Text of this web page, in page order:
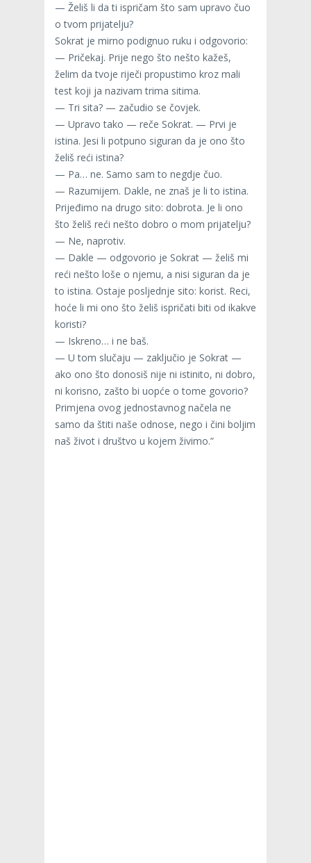
— Želiš li da ti ispričam što sam upravo čuo
o tvom prijatelju?
Sokrat je mirno podignuo ruku i odgovorio:
— Pričekaj. Prije nego što nešto kažeš,
želim da tvoje riječi propustimo kroz mali
test koji ja nazivam trima sitima.
— Tri sita? — začudio se čovjek.
— Upravo tako — reče Sokrat. — Prvi je
istina. Jesi li potpuno siguran da je ono što
želiš reći istina?
— Pa… ne. Samo sam to negdje čuo.
— Razumijem. Dakle, ne znaš je li to istina.
Prijeđimo na drugo sito: dobrota. Je li ono
što želiš reći nešto dobro o mom prijatelju?
— Ne, naprotiv.
— Dakle — odgovorio je Sokrat — želiš mi
reći nešto loše o njemu, a nisi siguran da je
to istina. Ostaje posljednje sito: korist. Reci,
hoće li mi ono što želiš ispričati biti od ikakve
koristi?
— Iskreno… i ne baš.
— U tom slučaju — zaključio je Sokrat —
ako ono što donosiš nije ni istinito, ni dobro,
ni korisno, zašto bi uopće o tome govorio?
Primjena ovog jednostavnog načela ne
samo da štiti naše odnose, nego i čini boljim
naš život i društvo u kojem živimo.”